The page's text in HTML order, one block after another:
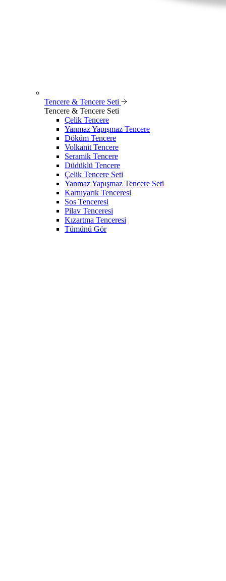
Tencere & Tencere Seti
Tencere & Tencere Seti
Çelik Tencere
Yanmaz Yapışmaz Tencere
Döküm Tencere
Volkanit Tencere
Seramik Tencere
Düdüklü Tencere
Çelik Tencere Seti
Yanmaz Yapışmaz Tencere Seti
Karnıyarık Tenceresi
Sos Tenceresi
Pilav Tenceresi
Kızartma Tenceresi
Tümünü Gör